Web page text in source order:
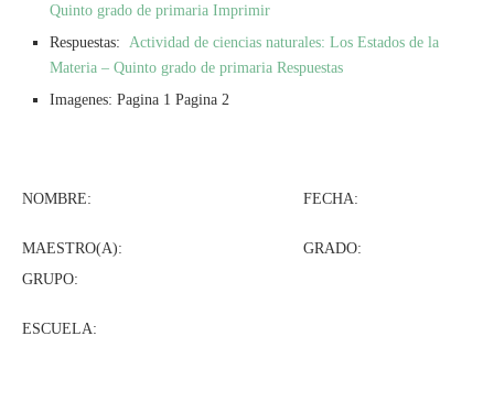
Quinto grado de primaria Imprimir
Respuestas: Actividad de ciencias naturales: Los Estados de la
Materia – Quinto grado de primaria Respuestas
Imagenes: Pagina 1 Pagina 2
NOMBRE: FECHA:
MAESTRO(A): GRADO:
GRUPO:
ESCUELA: